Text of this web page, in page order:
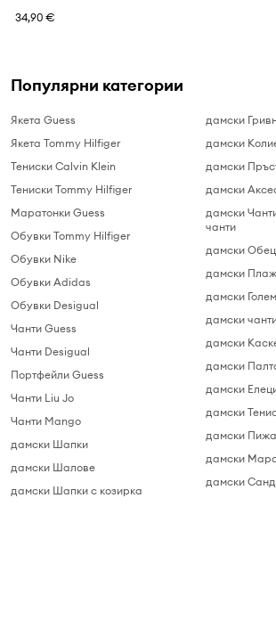
34,90 €
Популярни категории
Якета Guess
Якета Tommy Hilfiger
Тениски Calvin Klein
Тениски Tommy Hilfiger
Маратонки Guess
Обувки Tommy Hilfiger
Обувки Nike
Обувки Adidas
Обувки Desigual
Чанти Guess
Чанти Desigual
Портфейли Guess
Чанти Liu Jo
Чанти Mango
дамски Шапки
дамски Шалове
дамски Шапки с козирка
дамски
дамски
дамски
дамски
дамски
чанти
дамски
дамски
дамски
дамски
дамски
дамски
дамски
дамски
дамски
дамски
дамски